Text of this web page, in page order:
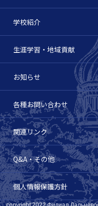
学校紹介
生涯学習・地域貢献
お知らせ
各種お問い合わせ
関連リンク
Q&A・その他
個人情報保護方針